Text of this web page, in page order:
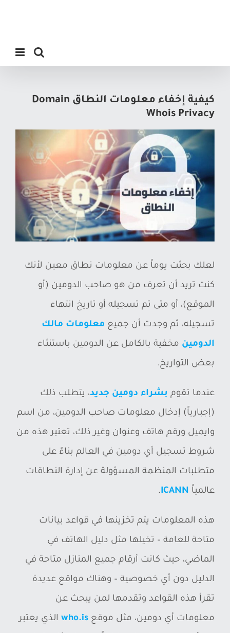
p
كيفية إخفاء معلومات النطاق Domain
Whois Privacy
ا
د
ر
لعلك بحثت يوماً عن معلومات نطاق معين لأنك
كنت تريد أن تعرف من هو صاحب الدومين (أو
الموقع)، أو متى تم تسجيله أو تاريخ انتهاء
تسجيله، ثم وجدت أن جميع معلومات مالك
الدومين مخفية بالكامل عن الدومين باستنثاء
بعض التواريخ.
عندما تقوم بشراء دومين جديد، يتطلب ذلك
(إجبارياً) إدخال معلومات صاحب الدومين، من اسم
وايميل ورقم هاتف وعنوان وغير ذلك، تعتبر هذه من
شروط تسجيل أي دومين في العالم بناءً على
متطلبات المنظمة المسؤولة عن إدارة النطاقات
عالمياً ICANN
.
هذه المعلومات يتم تخزينها في قواعد بيانات
متاحة للعامة – تخيلها مثل دليل الهاتف في
الماضي، حيث كانت أرقام جميع المنازل متاحة في
الدليل دون أي خصوصية – وهناك مواقع عديدة
تقرأ هذه القواعد وتقدمها لمن يبحث عن
معلومات أي دومين، مثل موقع who.is الذي يعتبر